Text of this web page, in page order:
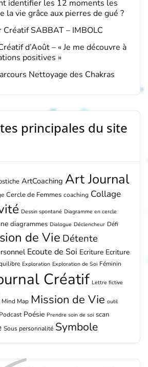
identifier les 12 moments les
la vie grâce aux pierres de gué ?
SABBAT – IMBOLC
d’Août – « Je me découvre à
positives »
Nettoyage des Chakras
principales du site
ArtCoaching Art Journal
Cercle de Femmes coaching Collage
Dessin spontané Diagramme en cercle
diagrammes Dialogue Déclencheur Défi
de Vie Détente
Ecoute de Soi Ecriture Ecriture
Exploration Exploration de Soi Féminin
Créatif Lettre fictive
Mind Map Mission de Vie outil
Podcast Poésie Prendre soin de soi scan
Sous personnalité Symbole